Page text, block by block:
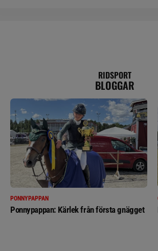
RIDSPORT
BLOGGAR
PONNYPAPPAN
Ponnypappan: Kärlek från första gnägget